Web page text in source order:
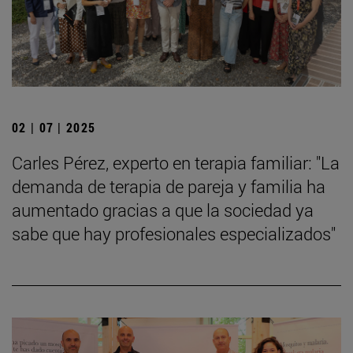
02 | 07 | 2025
Carles Pérez, experto en terapia familiar: "La
demanda de terapia de pareja y familia ha
aumentado gracias a que la sociedad ya
sabe que hay profesionales especializados"